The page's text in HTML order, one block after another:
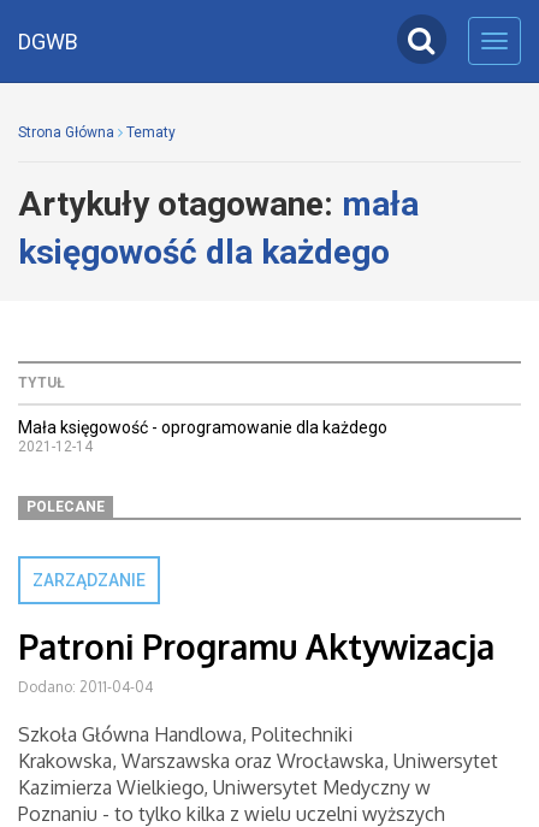
DGWB
Strona Główna Tematy
Artykuły otagowane: mała
księgowość dla każdego
TYTUŁ
Mała księgowość - oprogramowanie dla każdego
2021-12-14
POLECANE
ZARZĄDZANIE
Patroni Programu Aktywizacja
Dodano: 2011-04-04
Szkoła Główna Handlowa, Politechniki
Krakowska, Warszawska oraz Wrocławska, Uniwersytet
Kazimierza Wielkiego, Uniwersytet Medyczny w
Poznaniu - to tylko kilka z wielu uczelni wyższych